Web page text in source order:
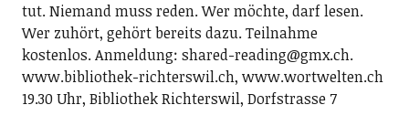
tut. Niemand muss reden. Wer möchte, darf lesen.
Wer zuhört, gehört bereits dazu. Teilnahme
kostenlos. Anmeldung: shared-reading@gmx.ch.
www.bibliothek-richterswil.ch, www.wortwelten.ch
19.30 Uhr, Bibliothek Richterswil, Dorfstrasse 7